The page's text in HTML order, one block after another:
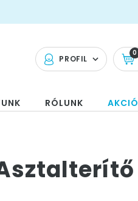
PROFIL
0
RÓLUNK AKCIÓ